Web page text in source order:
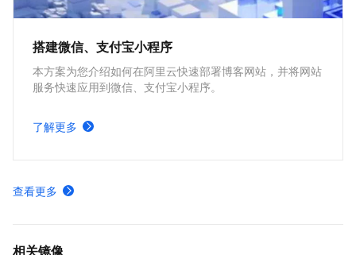
搭建微信、支付宝小程序
本方案为您介绍如何在阿里云快速部署博客网站，并将网站
服务快速应用到微信、支付宝小程序。
了解更多
查看更多
相关镜像